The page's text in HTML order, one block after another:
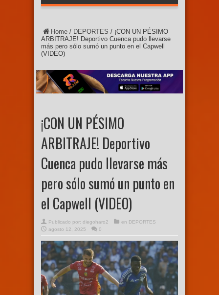
Home / DEPORTES / ¡CON UN PÉSIMO
ARBITRAJE! Deportivo Cuenca pudo llevarse
más pero sólo sumó un punto en el Capwell
(VIDEO)
¡CON UN PÉSIMO
ARBITRAJE! Deportivo
Cuenca pudo llevarse más
pero sólo sumó un punto en
el Capwell (VIDEO)
Publicado por: diegoharo2 en DEPORTES
agosto 12, 2025
0